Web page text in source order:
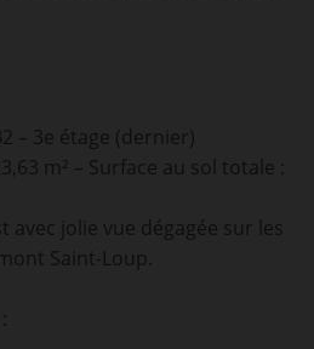
– 3e étage (dernier)
m² – Surface au sol totale :
avec jolie vue dégagée sur les
Saint-Loup.